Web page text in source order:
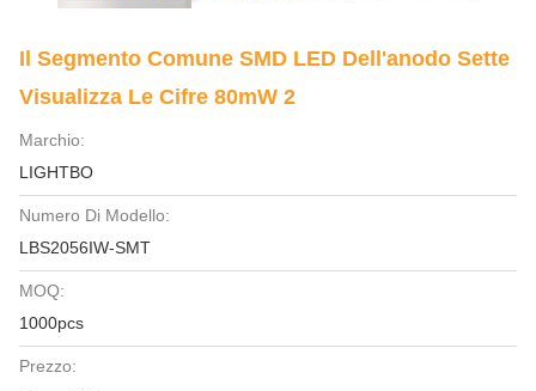
Il Segmento Comune SMD LED Dell'anodo Sette
Visualizza Le Cifre 80mW 2
Marchio:
LIGHTBO
Numero Di Modello:
LBS2056IW-SMT
MOQ:
1000pcs
Prezzo: